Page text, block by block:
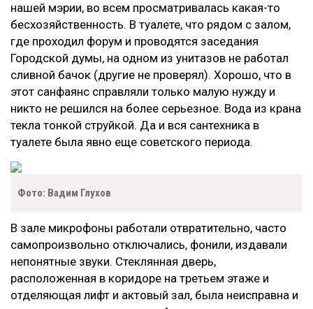
нашей мэрии, во всем просматривалась какая-то
бесхозяйственность. В туалете, что рядом с залом,
где проходил форум и проводятся заседания
Городской думы, на одном из унитазов не работал
сливной бачок (другие не проверял). Хорошо, что в
этот санфаянс справляли только малую нужду и
никто не решился на более серьезное. Вода из крана
текла тонкой струйкой. Да и вся сантехника в
туалете была явно еще советского периода.
Фото: Вадим Глухов
В зале микрофоны работали отвратительно, часто
самопроизвольно отключались, фонили, издавали
непонятные звуки. Стеклянная дверь,
расположенная в коридоре на третьем этаже и
отделяющая лифт и актовый зал, была неисправна и